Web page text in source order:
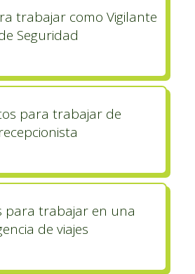
trabajar como Vigilante
Seguridad
para trabajar de
recepcionista
para trabajar en una
de viajes